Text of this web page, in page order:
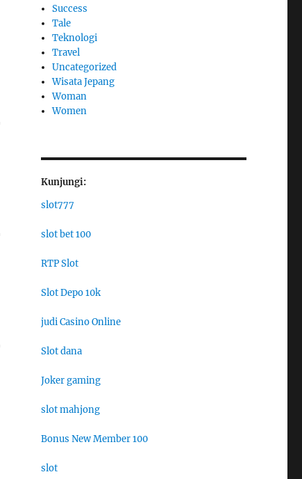
Success
Tale
Teknologi
Travel
Uncategorized
Wisata Jepang
Woman
Women
Kunjungi:
slot777
slot bet 100
RTP Slot
Slot Depo 10k
judi Casino Online
Slot dana
Joker gaming
slot mahjong
Bonus New Member 100
slot